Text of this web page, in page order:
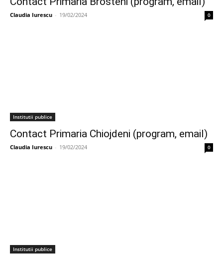
Claudia Iurescu - 19/02/2024 0
Institutii publice
Contact Primaria Chiojdeni (program, email)
Claudia Iurescu - 19/02/2024 0
Institutii publice